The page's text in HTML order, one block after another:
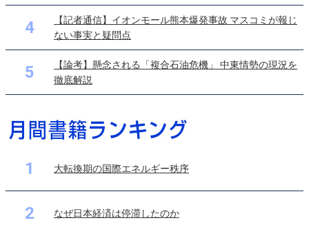
4
【記者通信】イオンモール熊本爆発事故 マスコミが報じ
ない事実と疑問点
5
【論考】懸念される「複合石油危機」 中東情勢の現況を
徹底解説
1 大転換期の国際エネルギー秩序
2 なぜ日本経済は停滞したのか